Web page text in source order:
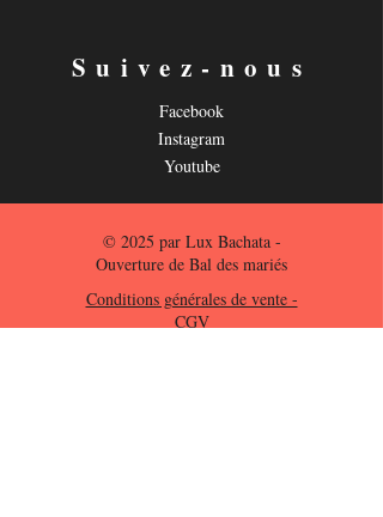
Suivez-nous
Facebook
Instagram
Youtube
© 2025 par Lux Bachata -
Ouverture de Bal des mariés
Conditions générales de vente -
CGV